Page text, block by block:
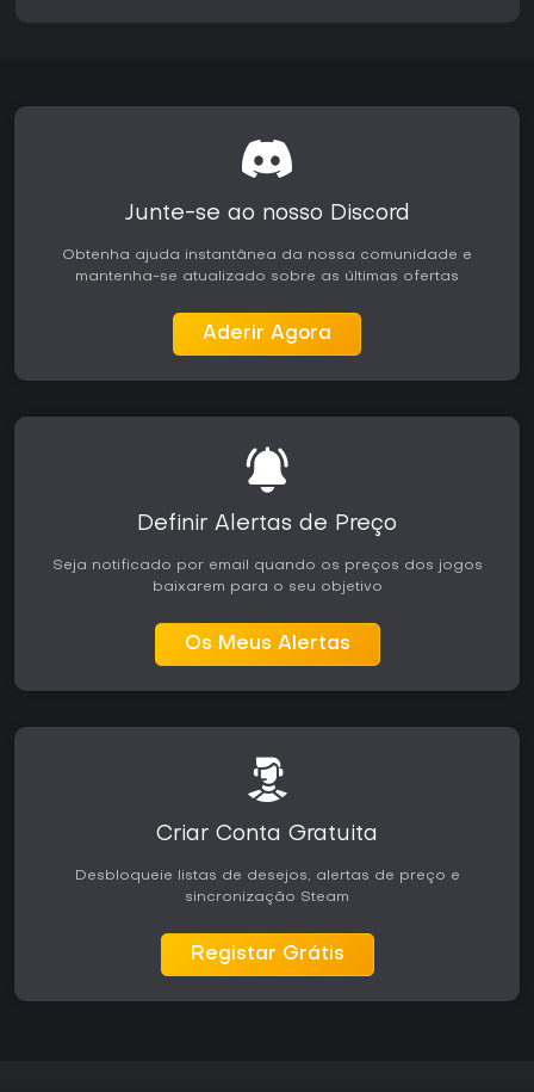
mecânica de tiro de precisão e os sistemas de locomoção
continuem marcantes no gênero.
Junte-se ao nosso Discord
Obtenha ajuda instantânea da nossa comunidade e
mantenha-se atualizado sobre as últimas ofertas
Aderir Agora
Definir Alertas de Preço
Seja notificado por email quando os preços dos jogos
baixarem para o seu objetivo
Os Meus Alertas
Criar Conta Gratuita
Desbloqueie listas de desejos, alertas de preço e
sincronização Steam
Registar Grátis